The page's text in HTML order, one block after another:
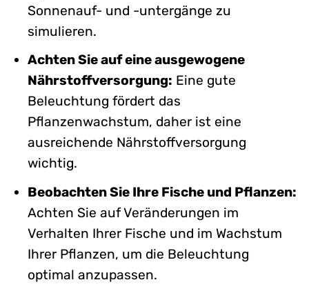
Sonnenauf- und -untergänge zu
simulieren.
Achten Sie auf eine ausgewogene
Nährstoffversorgung: Eine gute
Beleuchtung fördert das
Pflanzenwachstum, daher ist eine
ausreichende Nährstoffversorgung
wichtig.
Beobachten Sie Ihre Fische und Pflanzen:
Achten Sie auf Veränderungen im
Verhalten Ihrer Fische und im Wachstum
Ihrer Pflanzen, um die Beleuchtung
optimal anzupassen.